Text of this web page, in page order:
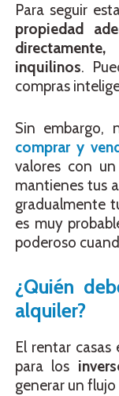
Para seguir
propiedad
inquilinos.
compras
Sin embargo,
comprar y
valores con
mantienes tus
gradualmente
es muy
poderoso
¿Quién
alquiler?
El rentar
para los
generar un flujo